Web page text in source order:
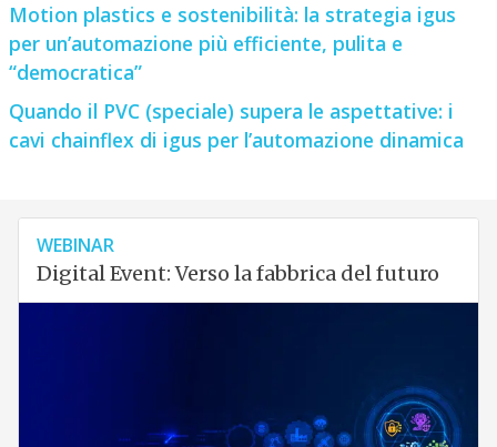
Motion plastics e sostenibilità: la strategia igus
per un’automazione più efficiente, pulita e
“democratica”
Quando il PVC (speciale) supera le aspettative: i
cavi chainflex di igus per l’automazione dinamica
WEBINAR
Digital Event: Verso la fabbrica del futuro